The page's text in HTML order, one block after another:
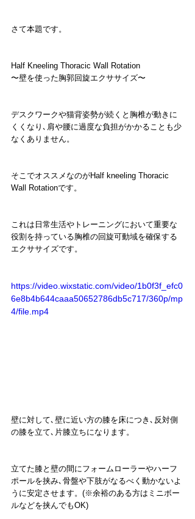
さて本題です。
Half Kneeling Thoracic Wall Rotation
〜壁を使った胸郭回旋エクササイズ〜
デスクワークや猫背姿勢が続くと胸椎が動きに
くくなり､肩や腰に過度な負担がかかることも少
なくありません。
そこでオススメなのがHalf kneeling Thoracic
Wall Rotationです。
これは日常生活やトレーニングにおいて重要な
役割を持っている胸椎の回旋可動域を確保する
エクササイズです。
https://video.wixstatic.com/video/1b0f3f_efc0
6e8b4b644caaa50652786db5c717/360p/mp
4/file.mp4
壁に対して､壁に近い方の膝を床につき､反対側
の膝を立て､片膝立ちになります。
立てた膝と壁の間にフォームローラーやハーフ
ポールを挟み､骨盤や下肢がなるべく動かないよ
うに安定させます。(※余裕のある方はミニボー
ルなどを挟んでもOK)